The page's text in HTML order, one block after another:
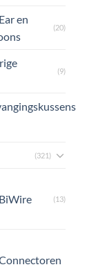
en
(20)
(9)
(321)
(13)